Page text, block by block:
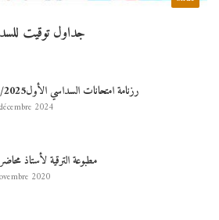
جداول توقيت للسداسي
رزنامة امتحانات السداسي الأول2024/2025
2024
مطبوعة الترقية لأستاذ
2020